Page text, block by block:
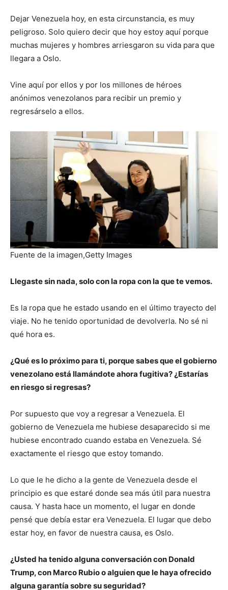
Dejar Venezuela hoy, en esta circunstancia, es muy
peligroso. Solo quiero decir que hoy estoy aquí porque
muchas mujeres y hombres arriesgaron su vida para que
llegara a Oslo.
Vine aquí por ellos y por los millones de héroes
anónimos venezolanos para recibir un premio y
regresárselo a ellos.
Fuente de la imagen,Getty Images
Llegaste sin nada, solo con la ropa con la que te vemos.
Es la ropa que he estado usando en el último trayecto del
viaje. No he tenido oportunidad de devolverla. No sé ni
qué hora es.
¿Qué es lo próximo para ti, porque sabes que el gobierno
venezolano está llamándote ahora fugitiva? ¿Estarías
en riesgo si regresas?
Por supuesto que voy a regresar a Venezuela. El
gobierno de Venezuela me hubiese desaparecido si me
hubiese encontrado cuando estaba en Venezuela. Sé
exactamente el riesgo que estoy tomando.
Lo que le he dicho a la gente de Venezuela desde el
principio es que estaré donde sea más útil para nuestra
causa. Y hasta hace un momento, el lugar en donde
pensé que debía estar era Venezuela. El lugar que debo
estar hoy, en favor de nuestra causa, es Oslo.
¿Usted ha tenido alguna conversación con Donald
Trump, con Marco Rubio o alguien que le haya ofrecido
alguna garantía sobre su seguridad?